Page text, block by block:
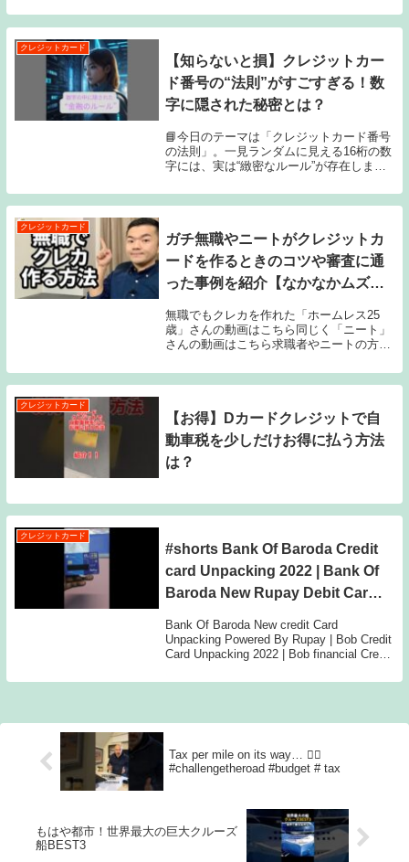
プします。３、動画を再生する速度を選択
します。±1，5倍や2倍の速度で視聴可能に
クレジットカード
【知らないと損】クレジットカー
ド番号の“法則”がすごすぎる！数
字に隠された秘密とは？
📘今日のテーマは「クレジットカード番号
の法則」。一見ランダムに見える16桁の数
字には、実は“緻密なルール”が存在しま
された「ブランド識別の秘密」・6桁目ま
ででわかる「発行会社と支店情報」・最後
クレジットカード
ガチ無職やニートがクレジットカ
ードを作るときのコツや審査に通
った事例を紹介【なかなかムズい
です】
無職でもクレカを作れた「ホームレス25
歳」さんの動画はこちら同じく「ニート」
さんの動画はこちら求職者やニートの方な
かどうか調べてみました。もし「ガチの無
職」という言い回しを不快に感じる方がい
クレジットカード
【お得】Dカードクレジットで自
動車税を少しだけお得に払う方法
は？
クレジットカード
#shorts Bank Of Baroda Credit
card Unpacking 2022 | Bank Of
Baroda New Rupay Debit Card
Bank Of Baroda New credit Card
Unpacking Powered By Rupay | Bob Credit
Card Unpacking 2022 | Bob financial Credit
Tax per mile on its way… 🤦‍♂️
#challengetheroad #budget # tax
もはや都市！世界最大の巨大クルーズ
船BEST3